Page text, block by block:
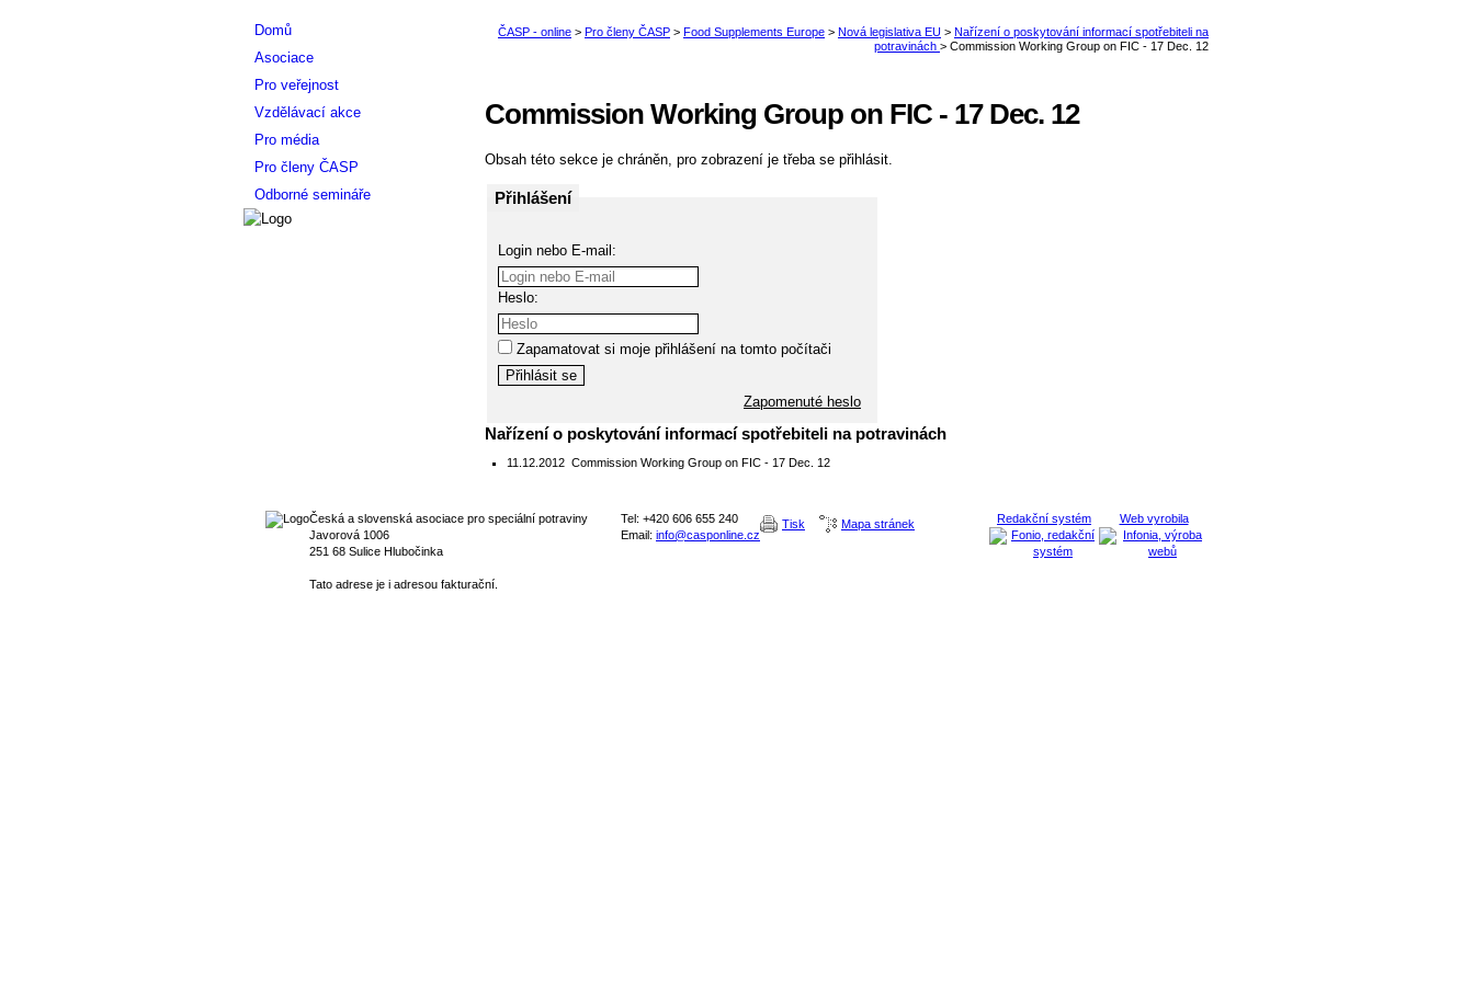
Commission Working Group on FIC - 17 Dec. 12
Obsah této sekce je chráněn, pro zobrazení je třeba se přihlásit.
Přihlášení
Login nebo E-mail:
Heslo:
Zapamatovat si moje přihlášení na tomto počítači
Zapomenuté heslo
Nařízení o poskytování informací spotřebiteli na potravinách
11.12.2012 Commission Working Group on FIC - 17 Dec. 12
Domů
Asociace
Pro veřejnost
Vzdělávací akce
Pro média
Pro členy ČASP
Odborné semináře
Redakční systém Web vyrobila
Česká a slovenská asociace pro speciální potraviny
Javorová 1006
251 68 Sulice Hlubočinka
Tato adrese je i adresou fakturační.
Tel: +420 606 655 240
Email: info@casponline.cz
Tisk Mapa stránek